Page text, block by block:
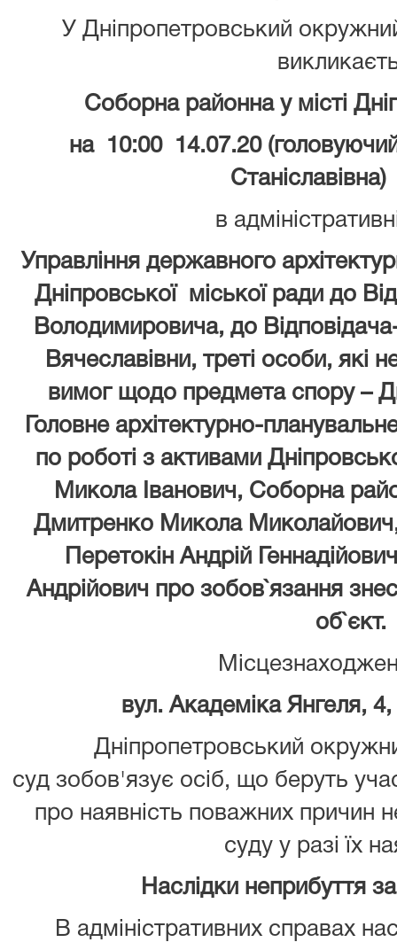
У Дніпропетровський
Соборна районна у місті
на 10:00 14.07.20
в
Управління державного
Дніпровської міської ради до
Володимировича, до
Вячеславівни, треті особи, які
вимог щодо предмета спору –
Головне архітектурно-
по роботі з активами
Микола Іванович, Соборна
Дмитренко Микола Миколайович,
Перетокін Андрій
Андрійович про зобов`язання
об`єкт.
вул. Академіка Янгеля,
Дніпропетровський
суд зобов'язує осіб, що беруть
про наявність поважних причин
суду у разі їх
Наслідки неприбуття
В адміністративних справах